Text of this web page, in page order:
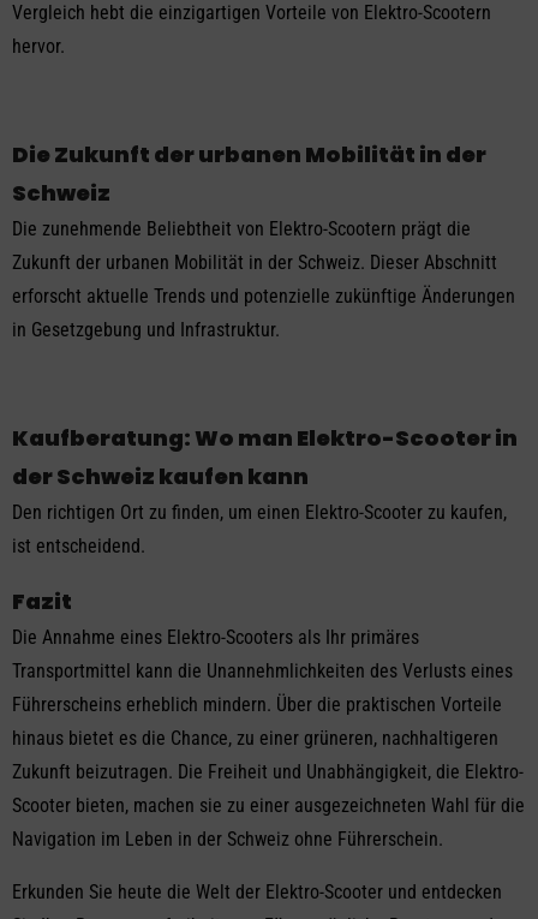
Vergleich hebt die einzigartigen Vorteile von Elektro-Scootern
hervor.
Die Zukunft der urbanen Mobilität in der
Schweiz
Die zunehmende Beliebtheit von Elektro-Scootern prägt die
Zukunft der urbanen Mobilität in der Schweiz. Dieser Abschnitt
erforscht aktuelle Trends und potenzielle zukünftige Änderungen
in Gesetzgebung und Infrastruktur.
Kaufberatung: Wo man Elektro-Scooter in
der Schweiz kaufen kann
Den richtigen Ort zu finden, um einen Elektro-Scooter zu kaufen,
ist entscheidend.
Fazit
Die Annahme eines Elektro-Scooters als Ihr primäres
Transportmittel kann die Unannehmlichkeiten des Verlusts eines
Führerscheins erheblich mindern. Über die praktischen Vorteile
hinaus bietet es die Chance, zu einer grüneren, nachhaltigeren
Zukunft beizutragen. Die Freiheit und Unabhängigkeit, die Elektro-
Scooter bieten, machen sie zu einer ausgezeichneten Wahl für die
Navigation im Leben in der Schweiz ohne Führerschein.
Erkunden Sie heute die Welt der Elektro-Scooter und entdecken